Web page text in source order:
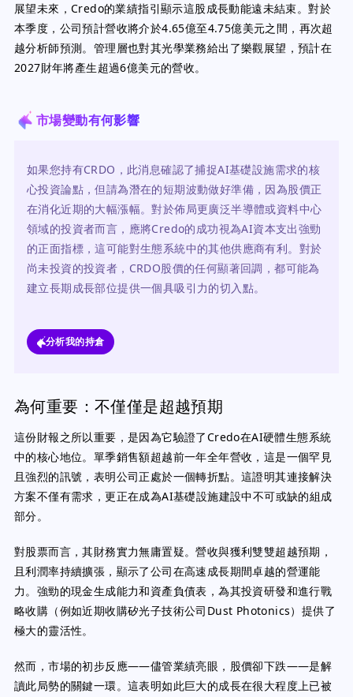
展望未來，Credo的業績指引顯示這股成長動能遠未結束。對於
本季度，公司預計營收將介於4.65億至4.75億美元之間，再次超
越分析師預測。管理層也對其光學業務給出了樂觀展望，預計在
2027財年將產生超過6億美元的營收。
市場變動有何影響
如果您持有CRDO，此消息確認了捕捉AI基礎設施需求的核
心投資論點，但請為潛在的短期波動做好準備，因為股價正
在消化近期的大幅漲幅。對於佈局更廣泛半導體或資料中心
領域的投資者而言，應將Credo的成功視為AI資本支出強勁
的正面指標，這可能對生態系統中的其他供應商有利。對於
尚未投資的投資者，CRDO股價的任何顯著回調，都可能為
建立長期成長部位提供一個具吸引力的切入點。
分析我的持倉
為何重要：不僅僅是超越預期
這份財報之所以重要，是因為它驗證了Credo在AI硬體生態系統
中的核心地位。單季銷售額超越前一年全年營收，這是一個罕見
且強烈的訊號，表明公司正處於一個轉折點。這證明其連接解決
方案不僅有需求，更正在成為AI基礎設施建設中不可或缺的組成
部分。
對股票而言，其財務實力無庸置疑。營收與獲利雙雙超越預期，
且利潤率持續擴張，顯示了公司在高速成長期間卓越的營運能
力。強勁的現金生成能力和資產負債表，為其投資研發和進行戰
略收購（例如近期收購矽光子技術公司Dust Photonics）提供了
極大的靈活性。
然而，市場的初步反應——儘管業績亮眼，股價卻下跌——是解
讀此局勢的關鍵一環。這表明如此巨大的成長在很大程度上已被